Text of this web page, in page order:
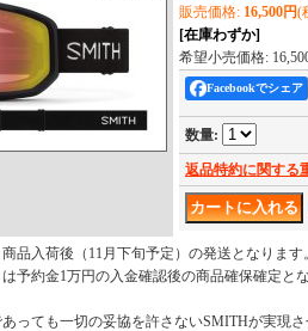
販売価格: 16,500円(
[在庫わずか]
希望小売価格:
Facebookでシェア
数量:
返品特約に関する
品入荷後（11月下旬予定）の発送となります。
予約金1万円の入金確認後の商品確保確定と
っても一切の妥協を許さないSMITHが実現